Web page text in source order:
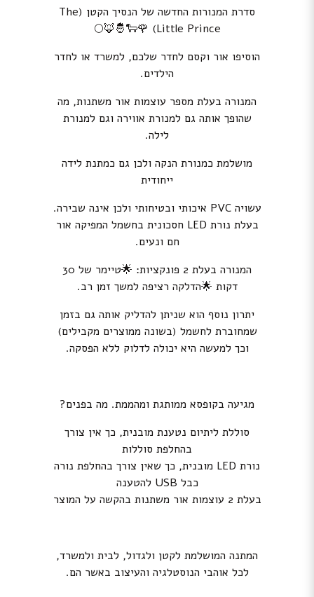
סדרת המנורות החדשה של הנסיך הקטן (The
Little Prince) 🌹🐑🤴🦊🌕
הוסיפו אור וקסם לחדר שלכם, למשרד או לחדר
הילדים.
המנורה בעלת מספר עוצמות אור משתנות, מה
שהופך אותה גם למנורת אווירה וגם למנורת
לילה.
מושלמת כמנורת הנקה ולכן גם כמתנת לידה
ייחודית
עשויה PVC איכותי ובטיחותי ולכן אינה שבירה.
בעלת נורת LED חסכונית בחשמל המפיקה אור
חם ונעים.
המנורה בעלת 2 פונקציות: 🌟טיימר של 30
דקות 🌟הדלקה רציפה למשך זמן רב.
יתרון נוסף הוא שניתן להדליק אותה גם בזמן
שמחוברת לחשמל (בשונה ממוצרים מקבילים)
וכך למעשה היא יכולה לדלוק ללא הפסקה.
מגיעה בקופסא ממותגת ומהממת. מה בפנים?
סוללת ליתיום נטענת מובנית, כך אין צורך
בהחלפת סוללות
נורת LED מובנית, כך שאין צורך בהחלפת נורה
כבל USB להטענה
בעלת 2 עוצמות אור משתנות בהקשה על המוצר
המתנה המושלמת לקטן ולגדול, לבית ולמשרד,
לכל אוהבי הנוסטלגיה והעיצוב באשר הם.